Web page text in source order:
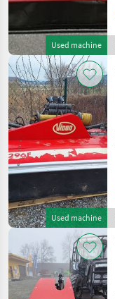
Used machine
Used machine